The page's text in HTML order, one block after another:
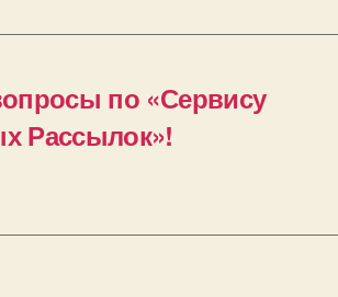
по «Сервису
Рассылок»!